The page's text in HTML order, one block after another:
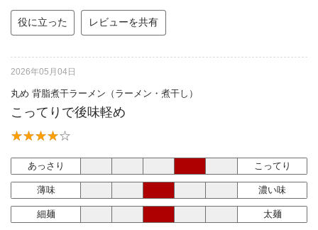
役に立った レビューを共有
2026年05月04日
丸め 背脂煮干ラーメン（ラーメン・煮干し）
こってりで後味軽め
あっさり こってり
薄味 濃い味
細麺 太麺